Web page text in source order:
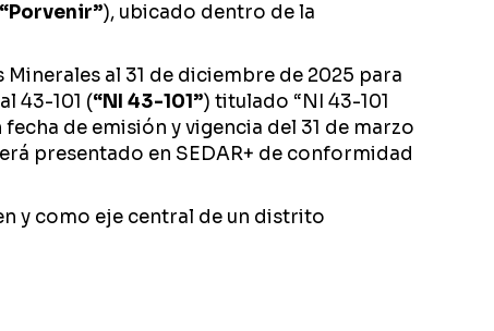
“Porvenir”), ubicado dentro de la
al 31 de diciembre de 2025 para
43-101 (“NI 43-101”) titulado “NI 43-101
de emisión y vigencia del 31 de marzo
presentado en SEDAR+ de conformidad
y como eje central de un distrito